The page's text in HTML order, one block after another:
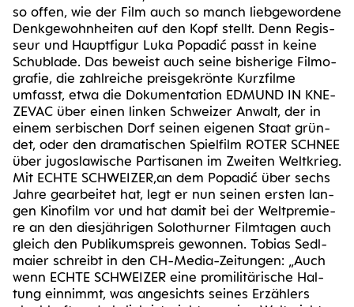
so offen, wie der Film auch so manch lieb­ge­wor­de­ne
Denk­ge­wohn­hei­ten auf den Kopf stellt. Denn Regis­
seur und Haupt­fi­gur Luka Popa­dić passt in kei­ne
Schub­la­de. Das beweist auch sei­ne bis­he­ri­ge Fil­mo­
gra­fie, die zahl­rei­che preis­ge­krön­te Kurz­fil­me
umfasst, etwa die Doku­men­ta­ti­on EDMUND IN KNE­
ZE­VAC über einen lin­ken Schwei­zer Anwalt, der in
einem ser­bi­schen Dorf sei­nen eige­nen Staat grün­
det, oder den dra­ma­ti­schen Spiel­film ROTER SCHNEE
über jugo­sla­wi­sche Par­ti­sa­nen im Zwei­ten Welt­krieg.
Mit ECH­TE SCHWEIZER,an dem Popa­dić über sechs
Jah­re gear­bei­tet hat, legt er nun sei­nen ers­ten lan­
gen Kino­film vor und hat damit bei der Welt­pre­mie­
re an den dies­jäh­ri­gen Solo­thur­ner Film­ta­gen auch
gleich den Publi­kums­preis gewon­nen. Tobi­as Sedl­
mai­er schreibt in den CH-Media-Zei­tun­gen: „Auch
wenn ECH­TE SCHWEI­ZER eine pro­mi­li­tä­ri­sche Hal­
tung ein­nimmt, was ange­sichts sei­nes Erzäh­lers